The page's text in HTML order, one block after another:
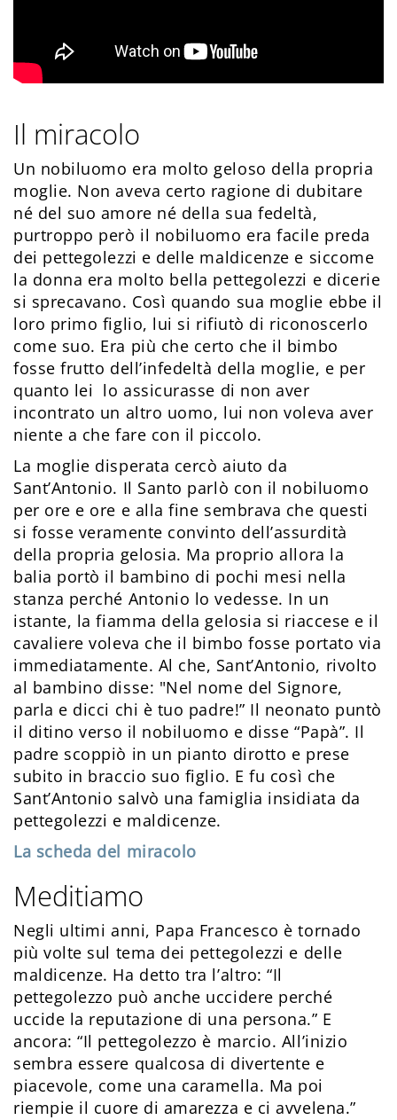
Il miracolo
Un nobiluomo era molto geloso della propria
moglie. Non aveva certo ragione di dubitare
né del suo amore né della sua fedeltà,
purtroppo però il nobiluomo era facile preda
dei pettegolezzi e delle maldicenze e siccome
la donna era molto bella pettegolezzi e dicerie
si sprecavano. Così quando sua moglie ebbe il
loro primo figlio, lui si rifiutò di riconoscerlo
come suo. Era più che certo che il bimbo
fosse frutto dell’infedeltà della moglie, e per
quanto lei lo assicurasse di non aver
incontrato un altro uomo, lui non voleva aver
niente a che fare con il piccolo.
La moglie disperata cercò aiuto da
Sant’Antonio. Il Santo parlò con il nobiluomo
per ore e ore e alla fine sembrava che questi
si fosse veramente convinto dell’assurdità
della propria gelosia. Ma proprio allora la
balia portò il bambino di pochi mesi nella
stanza perché Antonio lo vedesse. In un
istante, la fiamma della gelosia si riaccese e il
cavaliere voleva che il bimbo fosse portato via
immediatamente. Al che, Sant’Antonio, rivolto
al bambino disse: "Nel nome del Signore,
parla e dicci chi è tuo padre!” Il neonato puntò
il ditino verso il nobiluomo e disse “Papà”. Il
padre scoppiò in un pianto dirotto e prese
subito in braccio suo figlio. E fu così che
Sant’Antonio salvò una famiglia insidiata da
pettegolezzi e maldicenze.
La scheda del miracolo
Meditiamo
Negli ultimi anni, Papa Francesco è tornado
più volte sul tema dei pettegolezzi e delle
maldicenze. Ha detto tra l’altro: “Il
pettegolezzo può anche uccidere perché
uccide la reputazione di una persona.” E
ancora: “Il pettegolezzo è marcio. All’inizio
sembra essere qualcosa di divertente e
piacevole, come una caramella. Ma poi
riempie il cuore di amarezza e ci avvelena.”